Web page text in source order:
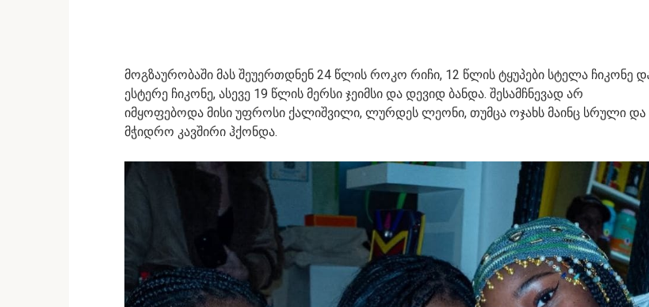
მოგზაურობაში მას შეუერთდნენ 24 წლის როკო რიჩი, 12 წლის ტყუპები სტელა ჩიკონე
ესტერე ჩიკონე, ასევე 19 წლის მერსი ჯეიმსი და დევიდ ბანდა. შესამჩნევად არ
იმყოფებოდა მისი უფროსი ქალიშვილი, ლურდეს ლეონი, თუმცა ოჯახს მაინც სრული და
მჭიდრო კავშირი ჰქონდა.